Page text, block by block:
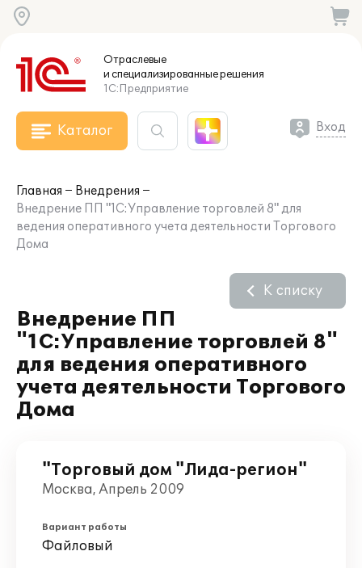
Отраслевые
и специализированныерешения
1С:Предприятие
Каталог Вход
Главная
Внедрения
Внедрение ПП "1С:Управление торговлей 8" для
ведения оперативного учета деятельности Торгового
Дома
Внедрение ПП
"1С:Управление торговлей 8"
для ведения оперативного
учета деятельности Торгового
Дома
К списку
"Торговый дом "Лида-регион"
Москва, Апрель 2009
Вариант работы
Файловый